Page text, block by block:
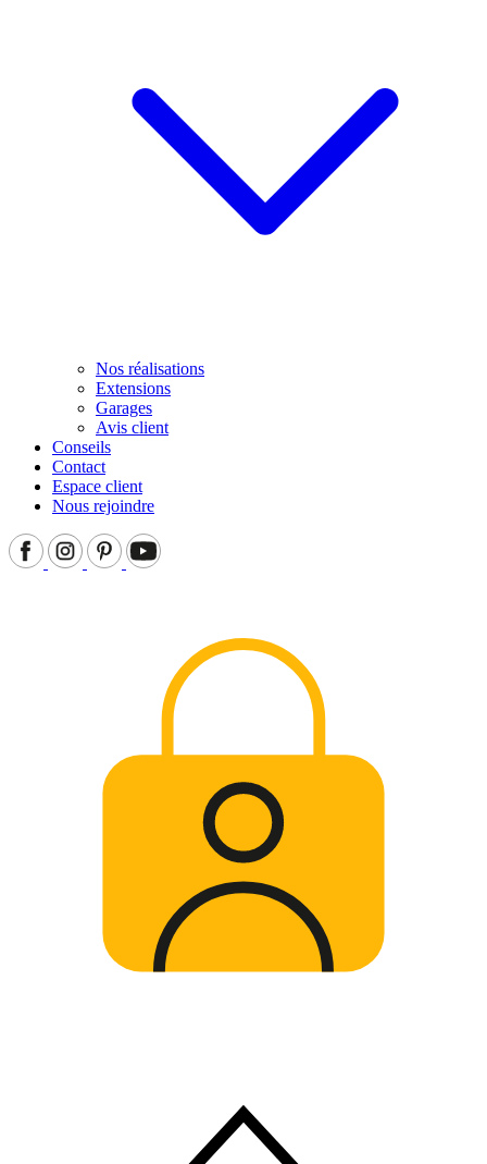
Nos réalisations
Extensions
Garages
Avis client
Conseils
Contact
Espace client
Nous rejoindre